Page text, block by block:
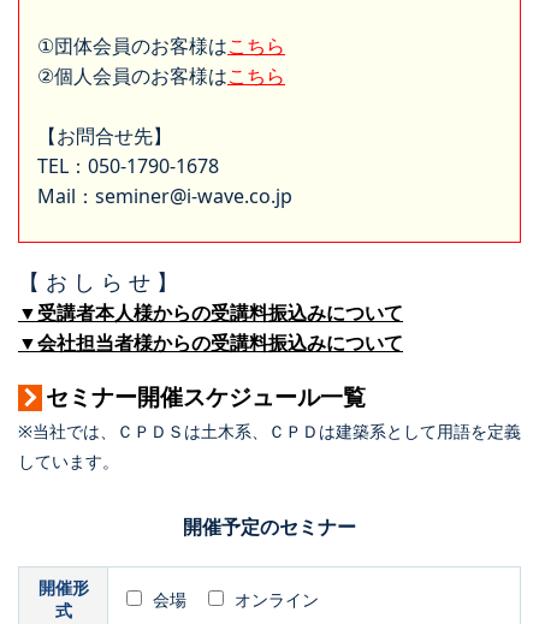
①団体会員のお客様はこちら
②個人会員のお客様はこちら
【お問合せ先】
TEL：050-1790-1678
Mail：seminer@i-wave.co.jp
【 お し ら せ 】
▼受講者本人様からの受講料振込みについて
▼会社担当者様からの受講料振込みについて
セミナー開催スケジュール一覧
※当社では、ＣＰＤＳは土木系、ＣＰＤは建築系として用語を定義
しています。
開催予定のセミナー
開催形
式
会場 オンライン